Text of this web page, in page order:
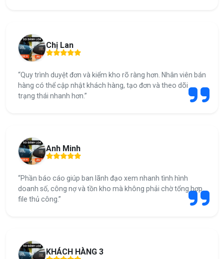
Chị Lan
“Quy trình duyệt đơn và kiểm kho rõ ràng hơn. Nhân viên bán
hàng có thể cập nhật khách hàng, tạo đơn và theo dõi
trạng thái nhanh hơn.”
Anh Minh
“Phần báo cáo giúp ban lãnh đạo xem nhanh tình hình
doanh số, công nợ và tồn kho mà không phải chờ tổng hợp
file thủ công.”
KHÁCH HÀNG 3